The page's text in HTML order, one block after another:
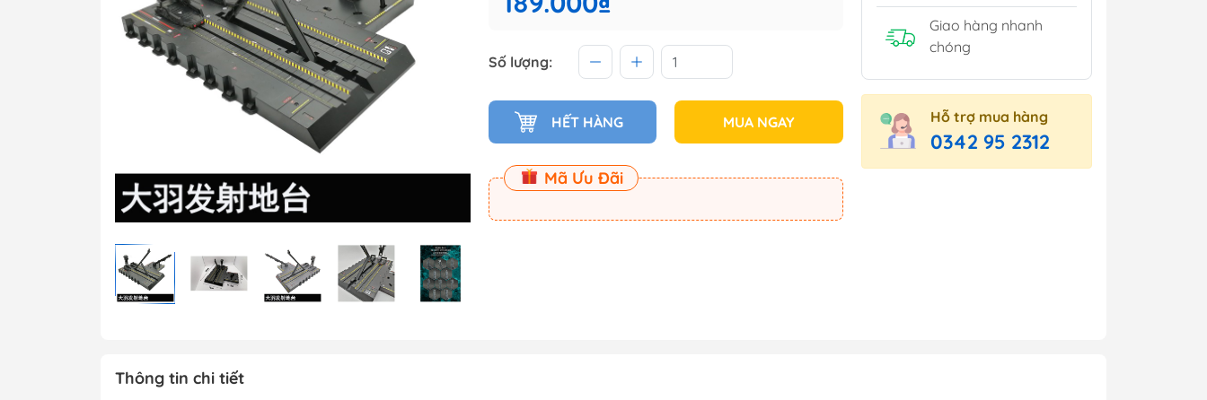
MG 1/100 Gundam (Master
Grade)
MGEX Gundam ( Master
Grade Ver.ka)
PG Gundam (Perfect
Grade)
Gundam Bandai
Gundam Daban
Gundam Jijia
Số lượng:
HẾT HÀNG MUA NGAY
Mã Ưu Đãi
Giao hàng nhanh
chóng
Hỗ trợ mua hàng
0342 95 2312
Thông tin chi tiết